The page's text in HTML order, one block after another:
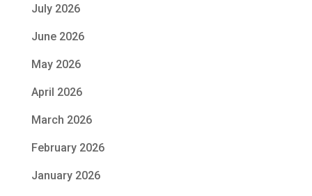
July 2026
June 2026
May 2026
April 2026
March 2026
February 2026
January 2026